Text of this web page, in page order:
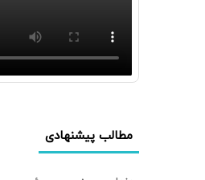
مطالب پیشنهادی